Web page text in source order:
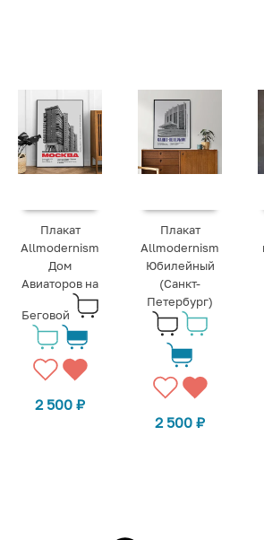
Плакат
Allmodernism
Дом
Авиаторов на
Беговой
2 500₽
Плакат
Allmodernism
Юбилейный
(Санкт-
Петербург)
2 500₽